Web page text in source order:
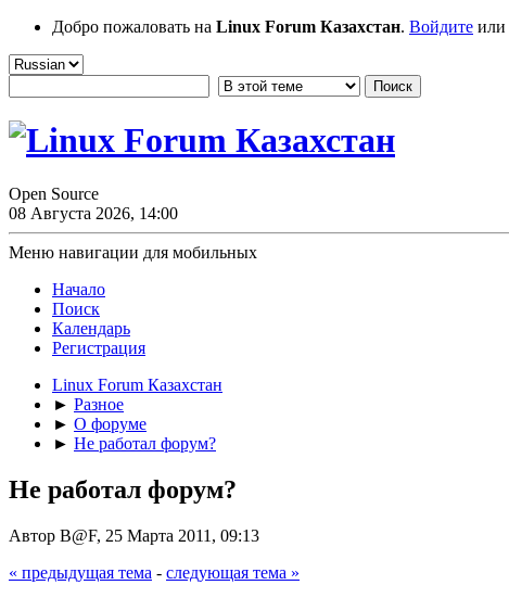
Добро пожаловать на Linux Forum Казахстан. Войдите или
Open Source
08 Августа 2026, 14:00
Меню навигации для мобильных
Начало
Поиск
Календарь
Регистрация
Linux Forum Казахстан
► Разное
► О форуме
► Не работал форум?
Не работал форум?
Автор B@F, 25 Марта 2011, 09:13
« предыдущая тема - следующая тема »